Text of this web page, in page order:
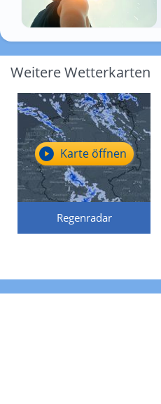
Weitere Wetterkarten
Regenradar
Karte öffnen